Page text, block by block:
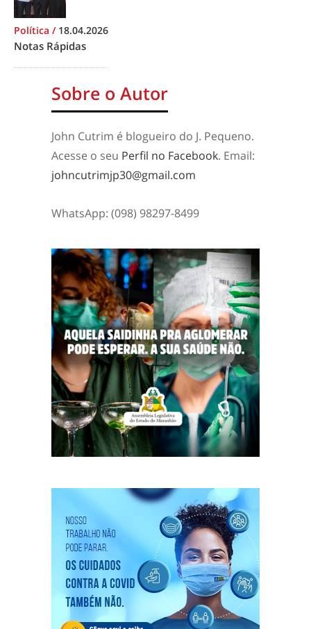
Política / 18.04.2026
Notas Rápidas
Sobre o Autor
John Cutrim é blogueiro do J. Pequeno.
Acesse o seu Perfil no Facebook. Email:
johncutrimjp30@gmail.com
WhatsApp: (098) 98297-8499